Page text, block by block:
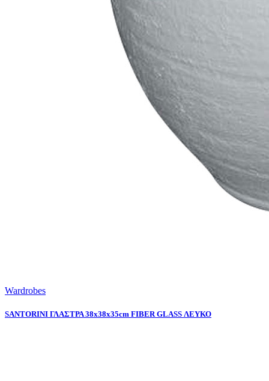
Wardrobes
SANTORINI ΓΛΑΣΤΡΑ 38x38x35cm FIBER GLASS ΛΕΥΚΟ